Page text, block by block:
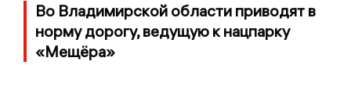
Во Владимирской области приводят в
норму дорогу, ведущую к нацпарку
«Мещёра»